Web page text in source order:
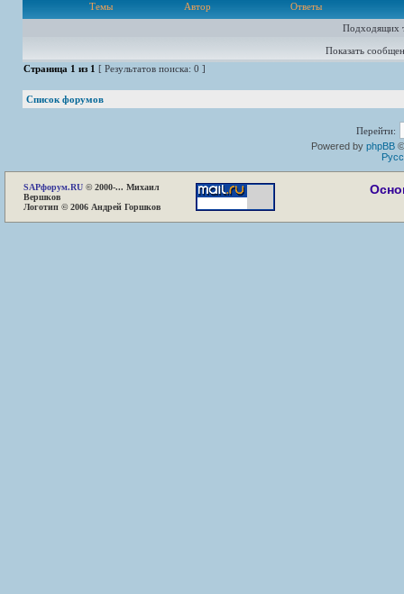
Темы Автор
Ответы
Подходящих
Показать
Страница 1 из 1 [ Результатов поиска: 0 ]
Список форумов
Перейти:
Powered by phpBB
SAPфорум.RU © 2000-... Михаил
Вершков
Логотип © 2006 Андрей Горшков